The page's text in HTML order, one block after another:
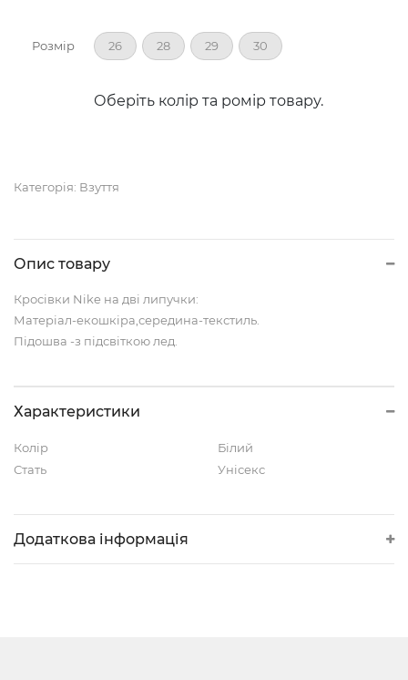
Розмір 26 28 29 30
Оберіть колір та ромір товару.
Категорія: Взуття
Опис товару
Кросівки Nike на дві липучки:
Матеріал-екошкіра,середина-текстиль.
Підошва -з підсвіткою лед.
Характеристики
Колір
Білий
Стать
Унісекс
Додаткова інформація